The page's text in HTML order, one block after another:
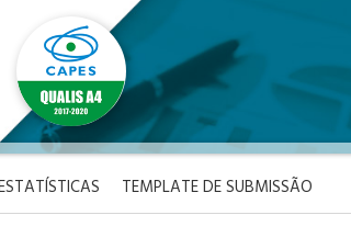
TEMPLATE DE SUBMISSÃO